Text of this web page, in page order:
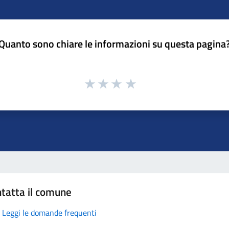
sono chiare le informazioni su questa
il comune
Leggi le domande frequenti